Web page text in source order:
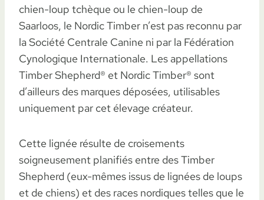
chien-loup tchèque ou le chien-loup de
Saarloos, le Nordic Timber n’est pas reconnu par
la Société Centrale Canine ni par la Fédération
Cynologique Internationale. Les appellations
Timber Shepherd® et Nordic Timber® sont
d’ailleurs des marques déposées, utilisables
uniquement par cet élevage créateur.
Cette lignée résulte de croisements
soigneusement planifiés entre des Timber
Shepherd (eux-mêmes issus de lignées de loups
et de chiens) et des races nordiques telles que le